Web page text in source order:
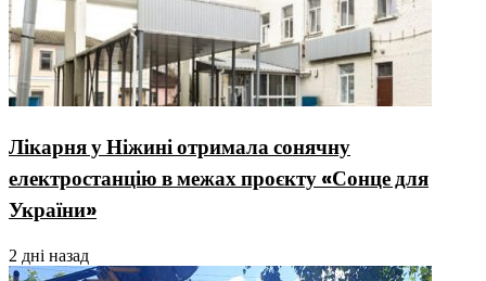
Лікарня у Ніжині отримала сонячну
електростанцію в межах проєкту «Сонце для
України»
2 дні назад